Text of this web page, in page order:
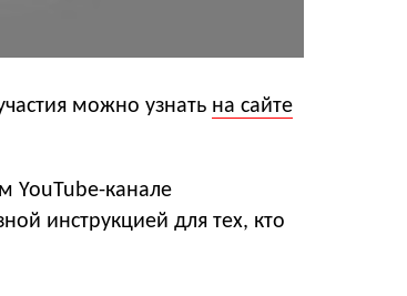
можно узнать на сайте
YouTube-канале
инструкцией для тех, кто